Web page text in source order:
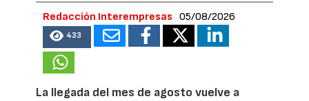
Redacción Interempresas 05/08/2026
433
La llegada del mes de agosto vuelve a